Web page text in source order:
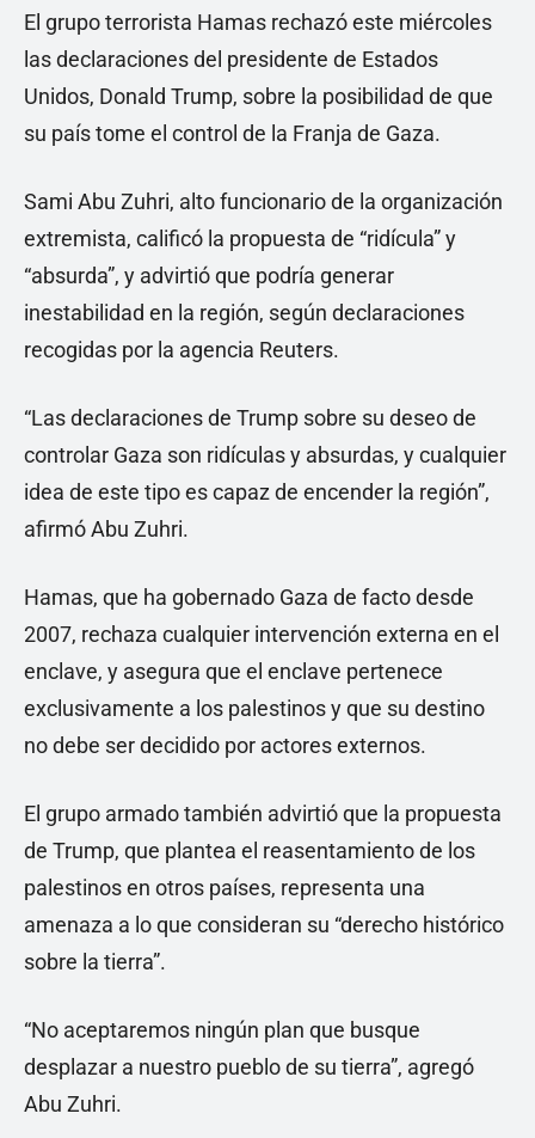
El grupo terrorista Hamas rechazó este miércoles
las declaraciones del presidente de Estados
Unidos, Donald Trump, sobre la posibilidad de que
su país tome el control de la Franja de Gaza.
Sami Abu Zuhri, alto funcionario de la organización
extremista, calificó la propuesta de “ridícula” y
“absurda”, y advirtió que podría generar
inestabilidad en la región, según declaraciones
recogidas por la agencia Reuters.
“Las declaraciones de Trump sobre su deseo de
controlar Gaza son ridículas y absurdas, y cualquier
idea de este tipo es capaz de encender la región”,
afirmó Abu Zuhri.
Hamas, que ha gobernado Gaza de facto desde
2007, rechaza cualquier intervención externa en el
enclave, y asegura que el enclave pertenece
exclusivamente a los palestinos y que su destino
no debe ser decidido por actores externos.
El grupo armado también advirtió que la propuesta
de Trump, que plantea el reasentamiento de los
palestinos en otros países, representa una
amenaza a lo que consideran su “derecho histórico
sobre la tierra”.
“No aceptaremos ningún plan que busque
desplazar a nuestro pueblo de su tierra”, agregó
Abu Zuhri.